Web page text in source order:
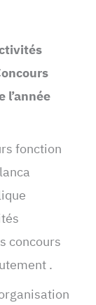
l’année
fonction
concours
.